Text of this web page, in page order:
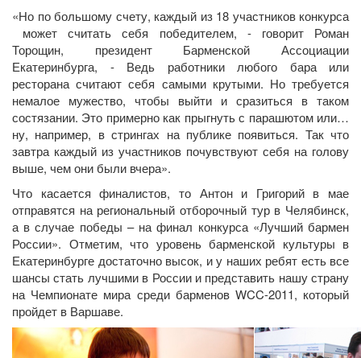
«Но по большому счету, каждый из 18 участников конкурса
может считать себя победителем, - говорит Роман
Торощин, президент Барменской Ассоциации
Екатеринбурга, - Ведь работники любого бара или
ресторана считают себя самыми крутыми. Но требуется
немалое мужество, чтобы выйти и сразиться в таком
состязании. Это примерно как прыгнуть с парашютом или…
ну, например, в стрингах на публике появиться. Так что
завтра каждый из участников почувствуют себя на голову
выше, чем они были вчера».
Что касается финалистов, то Антон и Григорий в мае
отправятся на региональный отборочный тур в Челябинск,
а в случае победы – на финал конкурса «Лучший бармен
России». Отметим, что уровень барменской культуры в
Екатеринбурге достаточно высок, и у наших ребят есть все
шансы стать лучшими в России и представить нашу страну
на Чемпионате мира среди барменов WCC-2011, который
пройдет в Варшаве.